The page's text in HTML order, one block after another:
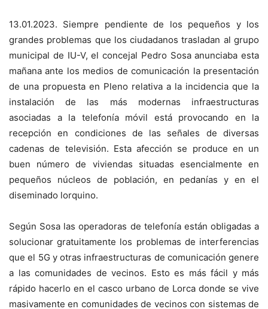
13.01.2023. Siempre pendiente de los pequeños y los
grandes problemas que los ciudadanos trasladan al grupo
municipal de IU-V, el concejal Pedro Sosa anunciaba esta
mañana ante los medios de comunicación la presentación
de una propuesta en Pleno relativa a la incidencia que la
instalación de las más modernas infraestructuras
asociadas a la telefonía móvil está provocando en la
recepción en condiciones de las señales de diversas
cadenas de televisión. Esta afección se produce en un
buen número de viviendas situadas esencialmente en
pequeños núcleos de población, en pedanías y en el
diseminado lorquino.
Según Sosa las operadoras de telefonía están obligadas a
solucionar gratuitamente los problemas de interferencias
que el 5G y otras infraestructuras de comunicación genere
a las comunidades de vecinos. Esto es más fácil y más
rápido hacerlo en el casco urbano de Lorca donde se vive
masivamente en comunidades de vecinos con sistemas de